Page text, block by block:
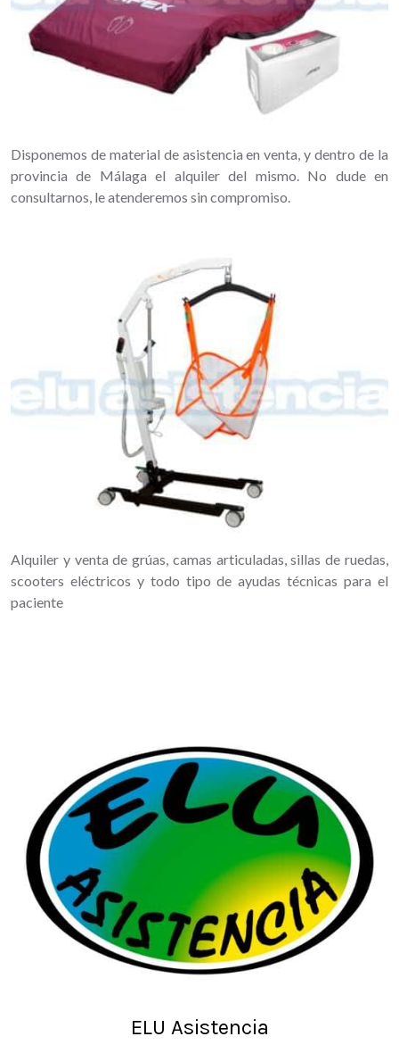
Disponemos de material de asistencia en venta, y dentro de la
provincia de Málaga el alquiler del mismo. No dude en
consultarnos, le atenderemos sin compromiso.
Alquiler y venta de grúas, camas articuladas, sillas de ruedas,
scooters eléctricos y todo tipo de ayudas técnicas para el
paciente
ELU Asistencia